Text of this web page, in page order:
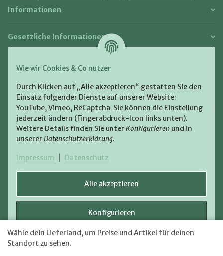
Wähle dein Lieferland, um Preise und Artikel für deinen
Standort zu sehen.
Alle akzeptieren
Konfigurieren
Wie wir Cookies & Co nutzen
Durch Klicken auf „Alle akzeptieren“ gestatten Sie den
Einsatz folgender Dienste auf unserer Website:
YouTube, Vimeo, ReCaptcha. Sie können die Einstellung
jederzeit ändern (Fingerabdruck-Icon links unten).
Weitere Details finden Sie unterKonfigurieren und in
unsererDatenschutzerklärung.
Impressum Datenschutz
Informationen
Gesetzliche Informationen
Zugestellt durch:
* Alle Preise inkl. gesetzlicher USt., zzgl.